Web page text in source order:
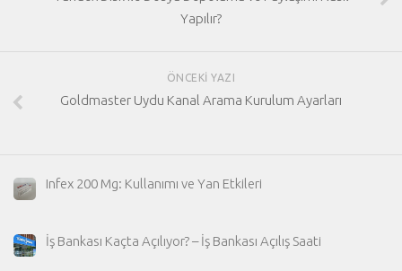
Yapılır?
ÖNCEKI YAZI
Goldmaster Uydu Kanal Arama Kurulum Ayarları
Infex 200 Mg: Kullanımı ve Yan Etkileri
İş Bankası Kaçta Açılıyor? – İş Bankası Açılış Saati